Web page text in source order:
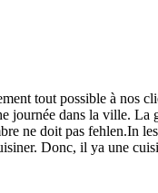
tout possible à nos
journée dans la ville. La
ne doit pas fehlen.In
Donc, il ya une